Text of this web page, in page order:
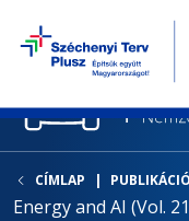
CÍMLAP
Energy and AI (Vol.